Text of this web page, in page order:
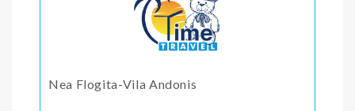
Nea Flogita-Vila Andonis